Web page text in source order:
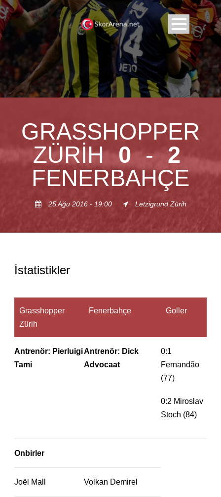
GRASSHOPPER
ZÜRIH 0 - 2
FENERBAHÇE
25 Ağu 2016 - 19:00 Letzigrund Zürih
İstatistikler
Grasshopper
Zürih
Fenerbahçe Goller
Antrenör: Pierluigi
Tami
Antrenör: Dick
Advocaat
0:1
Fernandão
(77)
0:2 Miroslav
Stoch (84)
Onbirler
Joël Mall Volkan Demirel